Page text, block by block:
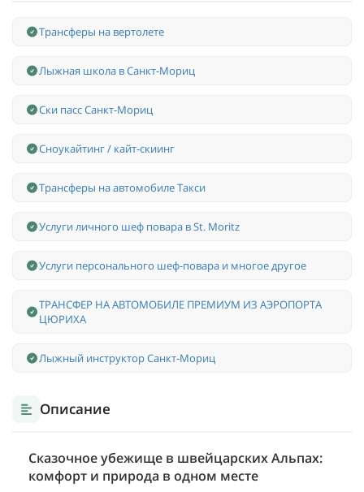
Трансферы на вертолете
Лыжная школа в Санкт-Мориц
Ски пасс Санкт-Мориц
Сноукайтинг / кайт-скиинг
Трансферы на автомобиле Такси
Услуги личного шеф повара в St. Moritz
Услуги персонального шеф-повара и многое другое
ТРАНСФЕР НА АВТОМОБИЛЕ ПРЕМИУМ ИЗ АЭРОПОРТА
ЦЮРИХА
Лыжный инструктор Санкт-Мориц
Описание
Сказочное убежище в швейцарских Альпах:
комфорт и природа в одном месте